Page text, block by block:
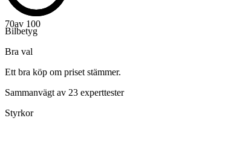
70av 100
Bilbetyg
Bra val
Ett bra köp om priset stämmer.
Sammanvägt av 23 experttester
Styrkor